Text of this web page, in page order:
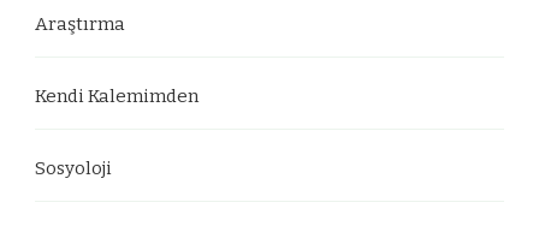
Araştırma
Kendi Kalemimden
Sosyoloji